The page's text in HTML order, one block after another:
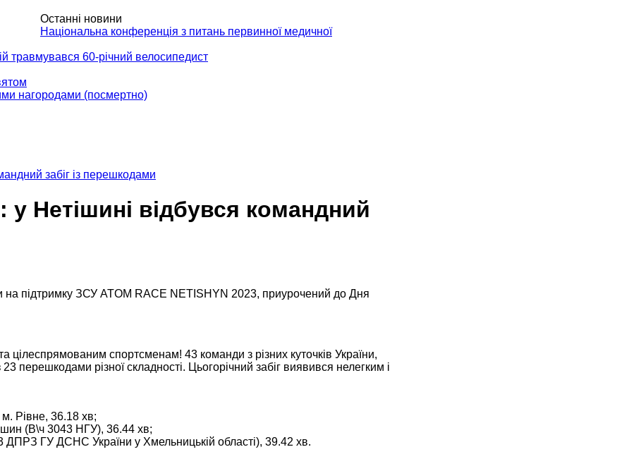
Останні новини
Національна конференція з питань первинної медичної
травмувався 60-річний велосипедист
нагородами (посмертно)
забіг із перешкодами
у Нетішині відбувся командний
на підтримку ЗСУ ATOM RACE NETISHYN 2023, приурочений до Дня
спортсменам! 43 команди з різних куточків України,
перешкодами різної складності. Цьогорічний забіг виявився нелегким і
Рівне, 36.18 хв;
(В\ч 3043 НГУ), 36.44 хв;
ГУ ДСНС України у Хмельницькій області), 39.42 хв.